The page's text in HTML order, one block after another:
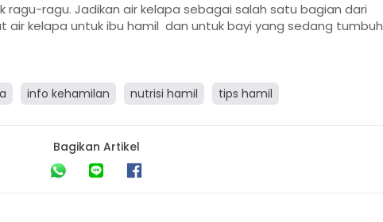
ragu-ragu. Jadikan air kelapa sebagai salah satu bagian dari
air kelapa untuk ibu hamil dan untuk bayi yang sedang tumbuh
info kehamilan nutrisi hamil tips hamil
Bagikan Artikel